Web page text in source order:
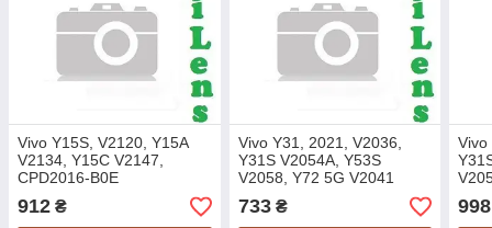
Vivo Y15S, V2120, Y15A
V2134, Y15C V2147,
CPD2016-B0E
Дисплей+тачскрин(модуль)
черный Original *PRC
912 ₴
Vivo Y31, 2021, V2036,
Y31S V2054A, Y53S
V2058, Y72 5G V2041
Дисплей+тачскрин(модуль)
черный LowQuality
733₴
Vivo
998